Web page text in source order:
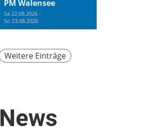
PM Walensee
Sa 22.08.2026 -
So 23.08.2026
Weitere Einträge
News